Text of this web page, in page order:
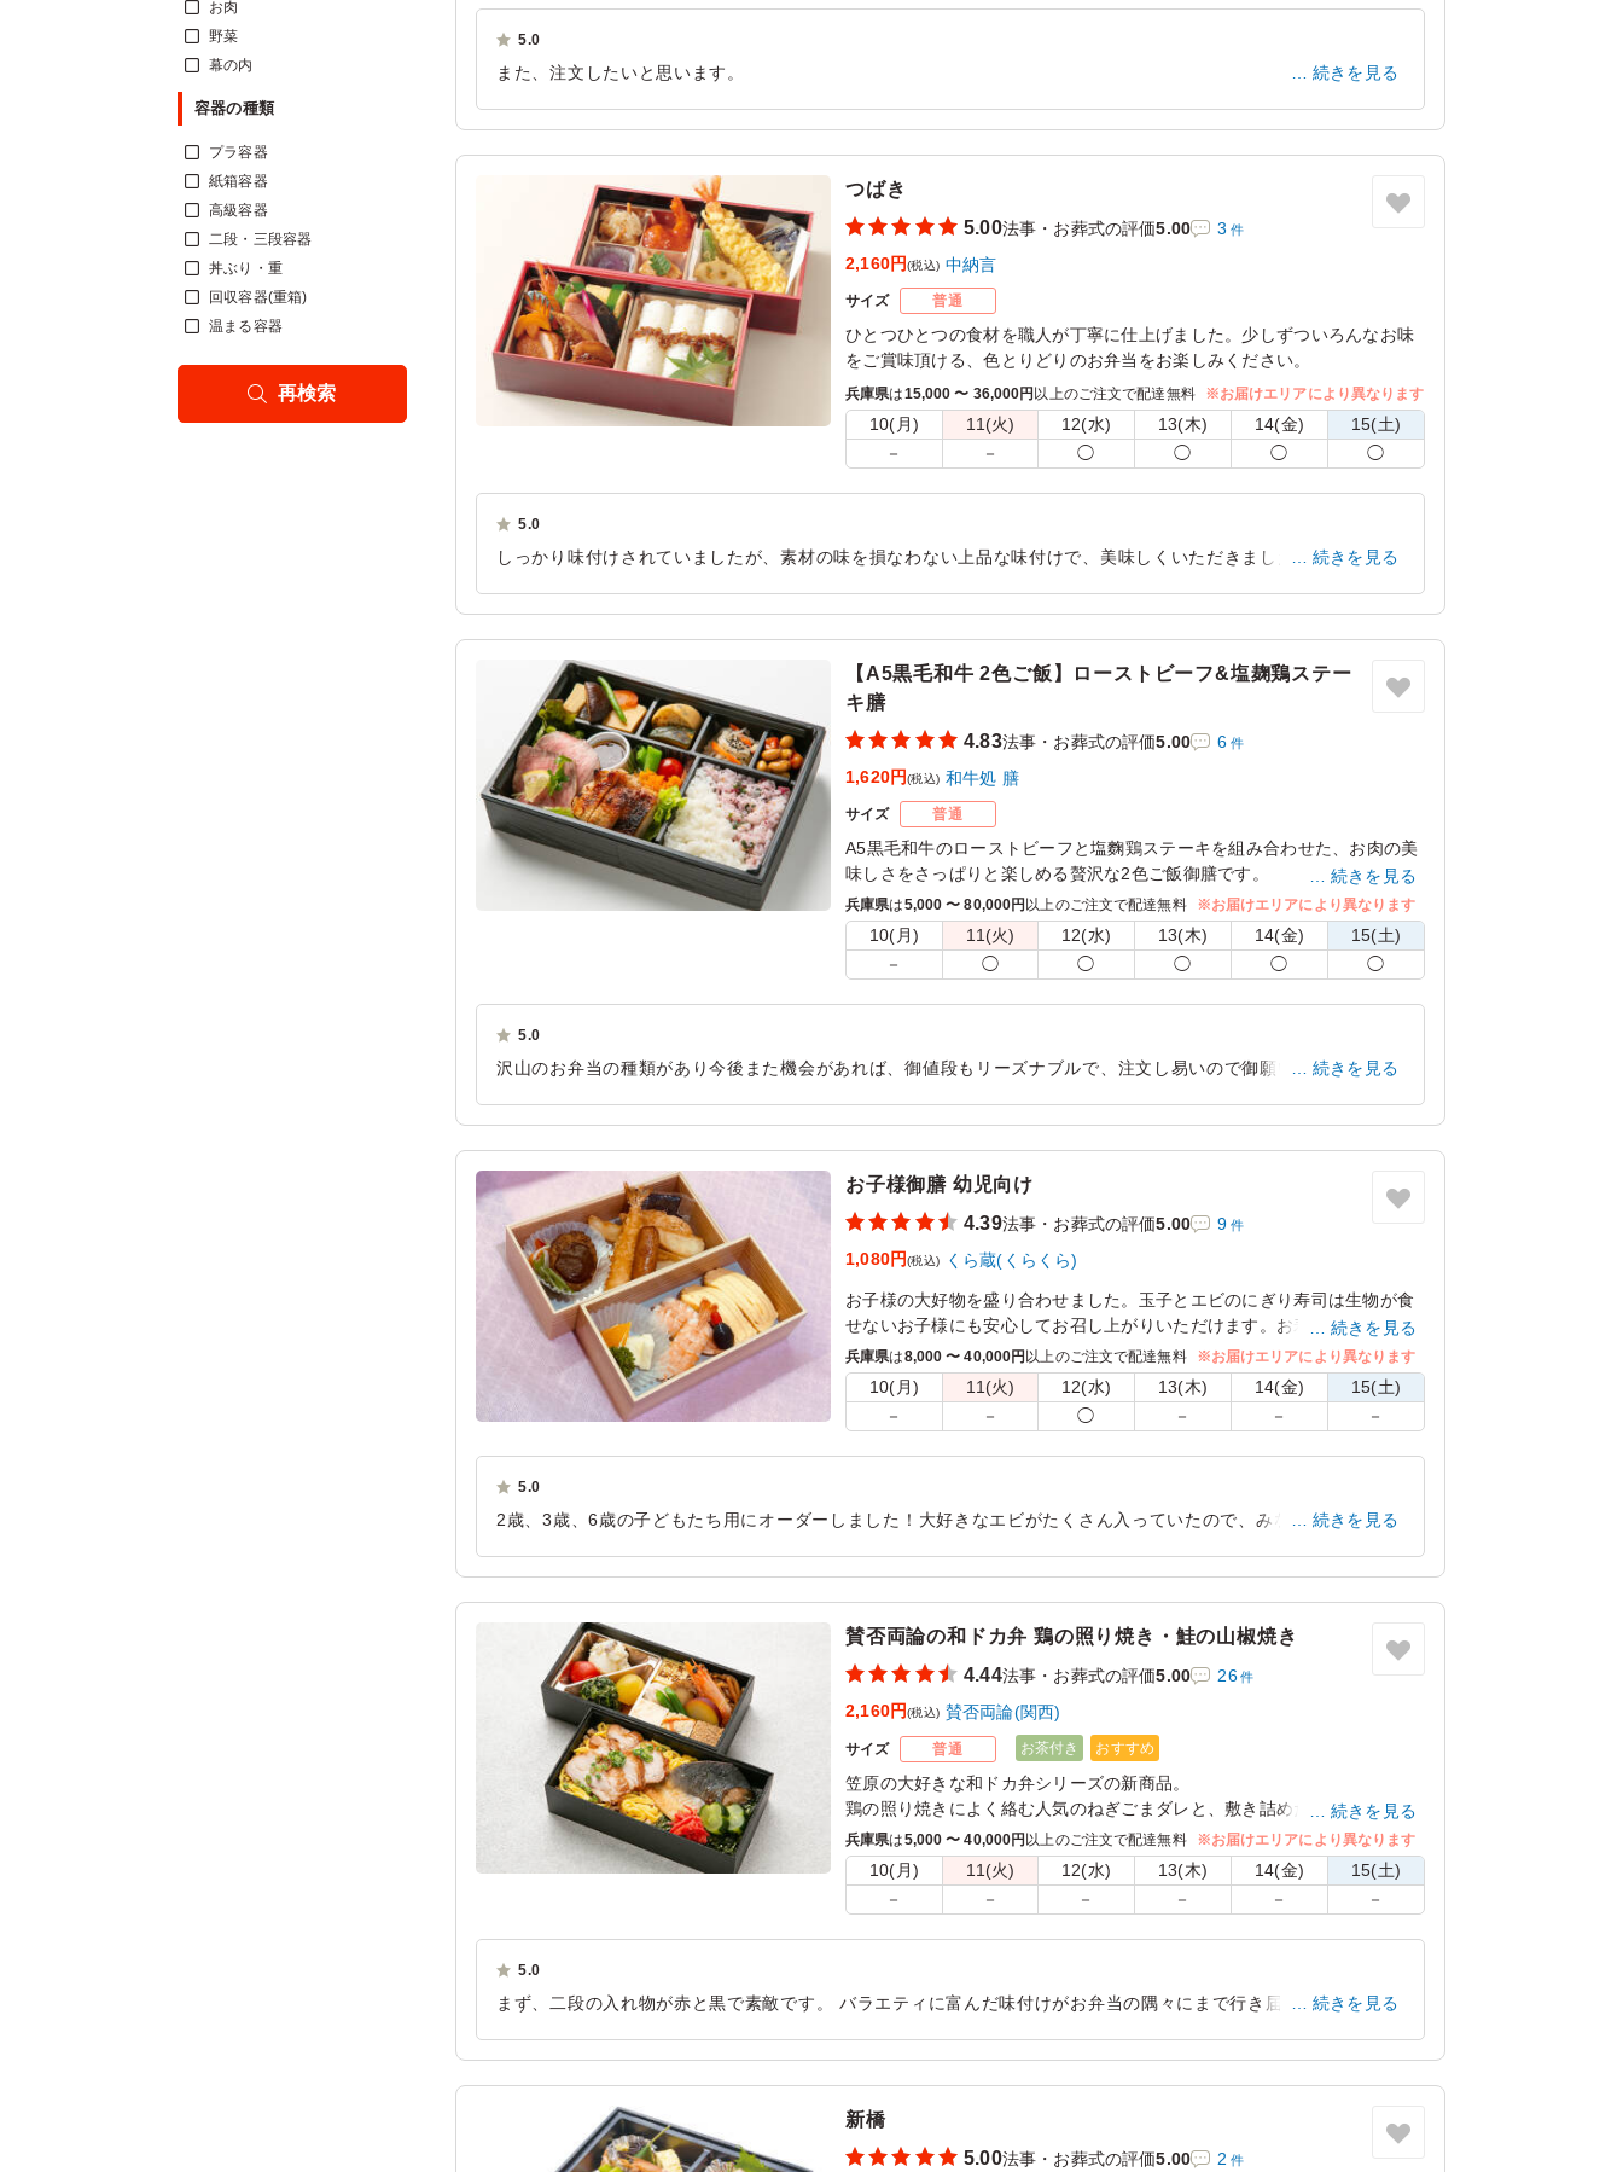
5.0
また、注文したいと思います。
ご利用シーン：法事・お葬式›法事 兵庫県姫路市香寺町広瀬2025/09/23
続きを見る
つばき
5.00法事・お葬式の評価5.00 3 件
2,160円(税込) 中納言
サイズ 普通
ひとつひとつの食材を職人が丁寧に仕上げました。少しずついろんなお味
をご賞味頂ける、色とりどりのお弁当をお楽しみください。
兵庫県は15,000 〜 36,000円 以上のご注文で配達無料 ※お届けエリアにより異なります
10(月) 11(火) 12(水) 13(木) 14(金) 15(土)
－ － ◯ ◯ ◯ ◯
5.0
しっかり味付けされていましたが、素材の味を損なわない上品な味付けで、美味しくいただきました。 海老は期
続きを見る
【A5黒毛和牛 2色ご飯】ローストビーフ&塩麹鶏ステー
キ膳
4.83法事・お葬式の評価5.00 6 件
1,620円(税込) 和牛処 膳
サイズ 普通
A5黒毛和牛のローストビーフと塩麴鶏ステーキを組み合わせた、お肉の美
味しさをさっぱりと楽しめる贅沢な2色ご飯御膳です。
A5黒毛和牛の手づくりローストビーフは、甘みがあふれる絶品の味わいが
特徴で、玉ねぎをふんだんに使用した和牛処 膳オリジナルの和風ソースを
合わせることで、さっぱりとした後味でお召し上がりいただけます。
また、鶏ステーキは一晩塩麴に漬け込んでから焼き上げているため、しっ
とりとした柔らかさと鶏の旨みをお楽しみいただけます。ご飯は白米と梅
した味わいが特徴の一折です。
ロケや会議はもちろん、接待などのおもてなしにもおすすめです。
大人数でのご注文にも対応しておりますので、ぜひ皆様でご賞味くださ
い。
続きを見る
兵庫県は5,000 〜 80,000円 以上のご注文で配達無料 ※お届けエリアにより異なります
10(月) 11(火) 12(水) 13(木) 14(金) 15(土)
－ ◯ ◯ ◯ ◯ ◯
5.0
沢山のお弁当の種類があり今後また機会があれば、御値段もリーズナブルで、注文し易いので御願いしたいと思い
続きを見る
お子様御膳 幼児向け
4.39法事・お葬式の評価5.00 9 件
1,080円(税込) くら蔵(くらくら)
お子様の大好物を盛り合わせました。玉子とエビのにぎり寿司は生物が食
せないお子様にも安心してお召し上がりいただけます。お寿司はワサビ抜
きです。
続きを見る
兵庫県は8,000 〜 40,000円 以上のご注文で配達無料 ※お届けエリアにより異なります
10(月) 11(火) 12(水) 13(木) 14(金) 15(土)
－ － ◯ － － －
5.0
2歳、3歳、6歳の子どもたち用にオーダーしました！大好きなエビがたくさん入っていたので、みな満足でした。
しとします。
続きを見る
賛否両論の和ドカ弁 鶏の照り焼き・鮭の山椒焼き
4.44法事・お葬式の評価5.00 26件
2,160円(税込) 賛否両論(関西)
サイズ 普通 お茶付き おすすめ
笠原の大好きな和ドカ弁シリーズの新商品。
鶏の照り焼きによく絡む人気のねぎごまダレと、敷き詰めたきざみ海苔が
特徴的な鮭の山椒焼き。この2つの料理が同時に楽しめます。
そしてお店でも人気のつくね、おかき揚げ、いぶりがっこポテサラをはじ
めた、彩り豊かな美味しさも同時に味わえます。
会議やおもてなし、MR関係者様もぜひ一度ご利用ください。
続きを見る
兵庫県は5,000 〜 40,000円 以上のご注文で配達無料 ※お届けエリアにより異なります
10(月) 11(火) 12(水) 13(木) 14(金) 15(土)
－ － － － － －
5.0
まず、二段の入れ物が赤と黒で素敵です。 バラエティに富んだ味付けがお弁当の隅々にまで行き届いていて、お
も試してみたいです。
続きを見る
新橋
5.00法事・お葬式の評価5.00 2 件
お肉
野菜
幕の内
容器の種類
プラ容器
紙箱容器
高級容器
二段・三段容器
丼ぶり・重
回収容器(重箱)
温まる容器
再検索